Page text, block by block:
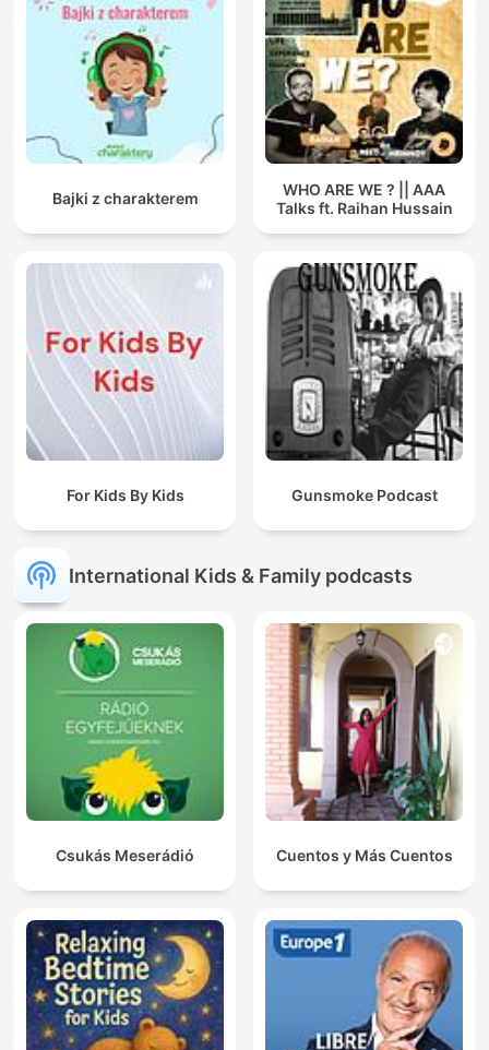
Bajki z charakterem
WHO ARE WE ? || AAA
Talks ft. Raihan Hussain
For Kids By Kids Gunsmoke Podcast
International Kids & Family podcasts
Csukás Meserádió Cuentos y Más Cuentos